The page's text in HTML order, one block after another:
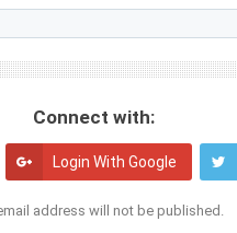
Connect with:
Login With Google
address will not be published.